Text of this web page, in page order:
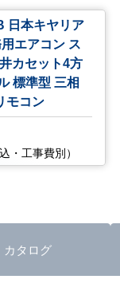
日本キヤリア
エアコン ス
カセット4方
標準型 三相
モコン
込・工事費別）
カタログ